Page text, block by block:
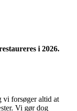
i 2026.
vi forsøger altid at
Vi gør dog